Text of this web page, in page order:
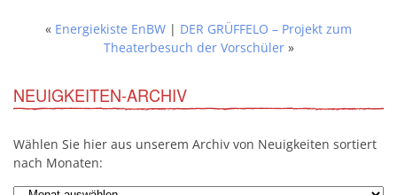
« Energiekiste EnBW | DER GRÜFFELO – Projekt zum
Theaterbesuch der Vorschüler»
NEUIGKEITEN-ARCHIV
Wählen Sie hier aus unserem Archiv von Neuigkeiten sortiert
nach Monaten: